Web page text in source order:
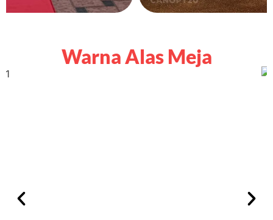
Warna Alas Meja